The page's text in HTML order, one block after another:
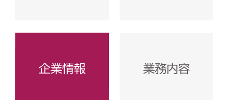
企業情報 業務内容